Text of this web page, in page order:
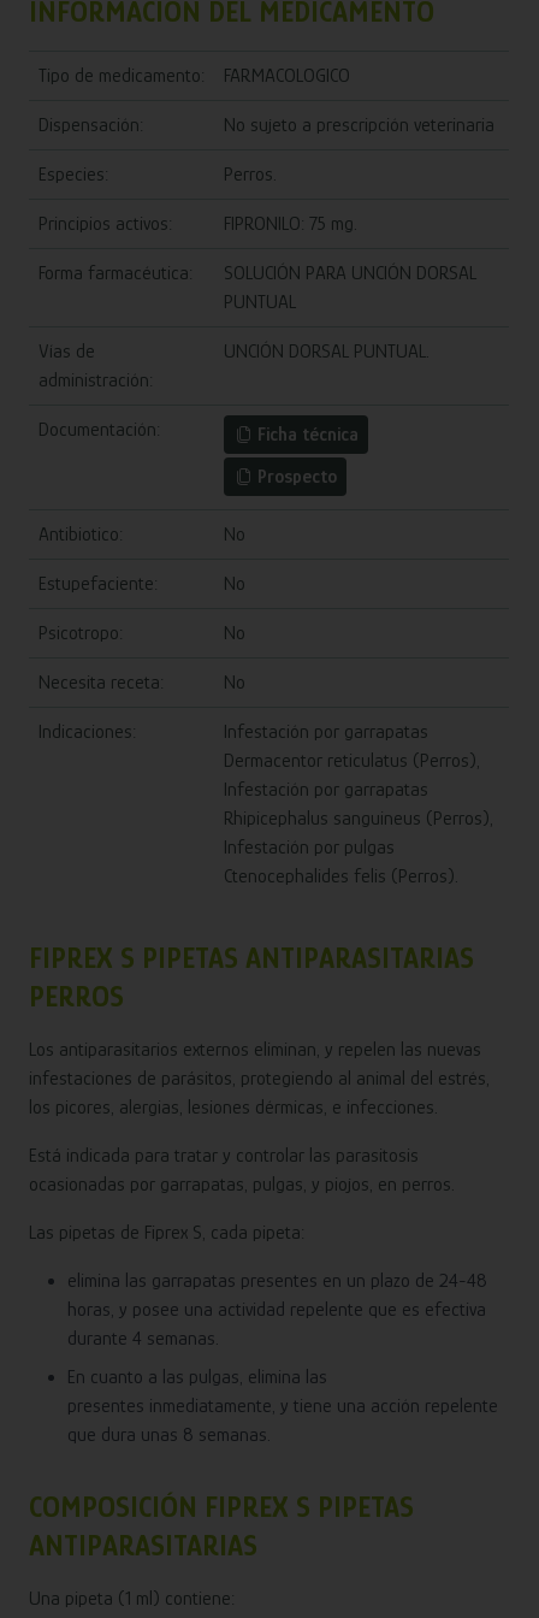
INFORMACIÓN DEL MEDICAMENTO
Tipo de medicamento: FARMACOLOGICO
Dispensación: No sujeto a prescripción veterinaria
Especies: Perros.
Principios activos: FIPRONILO: 75 mg.
Forma farmacéutica:
SOLUCIÓN PARA UNCIÓN DORSAL
PUNTUAL
Vías de
administración:
UNCIÓN DORSAL PUNTUAL.
Documentación:
Ficha técnica
Prospecto
Antibiotico: No
Estupefaciente: No
Psicotropo: No
Necesita receta: No
Indicaciones:
Infestación por garrapatas
Dermacentor reticulatus (Perros),
Infestación por garrapatas
Rhipicephalus sanguineus (Perros),
Infestación por pulgas
Ctenocephalides felis (Perros).
FIPREX S PIPETAS ANTIPARASITARIAS
PERROS
Los antiparasitarios externos eliminan, y repelen las nuevas
infestaciones de parásitos, protegiendo al animal del estrés,
los picores, alergias, lesiones dérmicas, e infecciones.
Está indicada para tratar y controlar las parasitosis
ocasionadas por garrapatas, pulgas, y piojos, en perros.
Las pipetas de Fiprex S, cada pipeta:
elimina las garrapatas presentes en un plazo de 24-48
horas, y posee una actividad repelente que es efectiva
durante 4 semanas.
En cuanto a las pulgas, elimina las
presentes inmediatamente, y tiene una acción repelente
que dura unas 8 semanas.
COMPOSICIÓN FIPREX S PIPETAS
ANTIPARASITARIAS
Una pipeta (1 ml) contiene: